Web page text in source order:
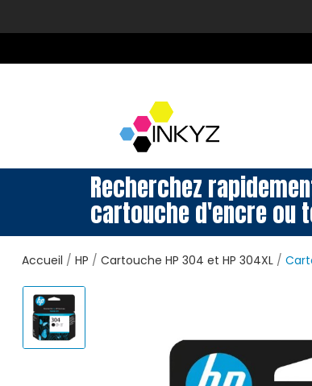
Recherchez
cartouche d'encre ou
Accueil HP Cartouche HP 304 et HP 304XL